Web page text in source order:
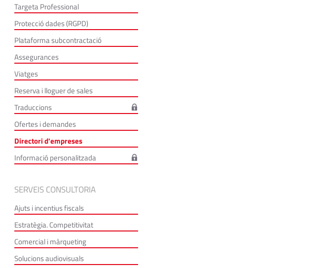
Targeta Professional
Protecció dades (RGPD)
Plataforma subcontractació
Assegurances
Viatges
Reserva i lloguer de sales
Traduccions
Ofertes i demandes
Directori d'empreses
Informació personalitzada
SERVEIS CONSULTORIA
Ajuts i incentius fiscals
Estratègia. Competitivitat
Comercial i màrqueting
Solucions audiovisuals